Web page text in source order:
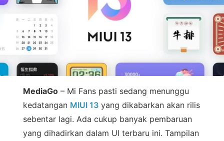
MediaGo – Mi Fans pasti sedang menunggu
kedatangan MIUI 13 yang dikabarkan akan rilis
sebentar lagi. Ada cukup banyak pembaruan
yang dihadirkan dalam UI terbaru ini. Tampilan